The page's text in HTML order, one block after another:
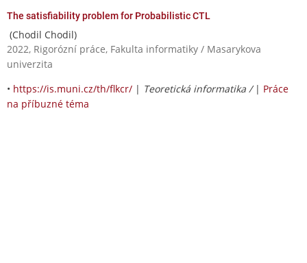
The satisfiability problem for Probabilistic CTL
(Chodil Chodil)
2022, Rigorózní práce, Fakulta informatiky / Masarykova
univerzita
• https://is.muni.cz/th/flkcr/ | Teoretická informatika / | Práce
na příbuzné téma